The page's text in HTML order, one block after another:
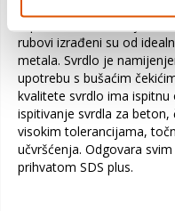
rubovi izrađeni su od
metala. Svrdlo je
upotrebu s bušaćim
kvalitete svrdlo ima ispitnu
ispitivanje svrdla za
visokim tolerancijama,
učvršćenja. Odgovara
prihvatom SDS plus.